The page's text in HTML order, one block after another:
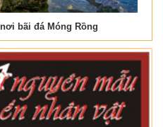
bãi đá Móng Rồng